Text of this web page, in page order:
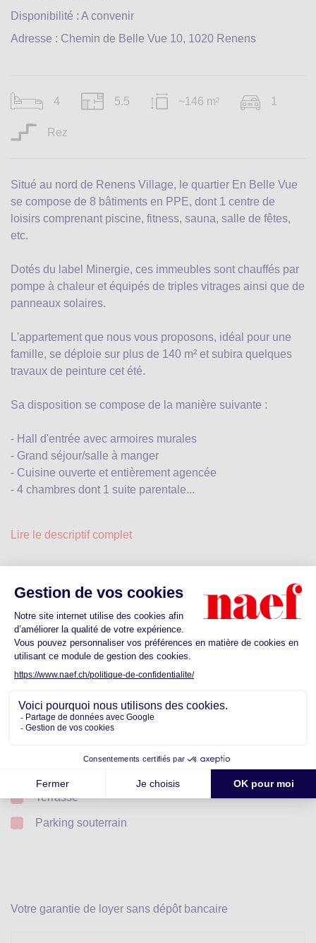
Disponibilité : A convenir
Adresse : Chemin de Belle Vue 10, 1020 Renens
4 5.5 ~146 m 2 1
Rez
Situé au nord de Renens Village, le quartier En Belle Vue
se compose de 8 bâtiments en PPE, dont 1 centre de
loisirs comprenant piscine, fitness, sauna, salle de fêtes,
etc.
Dotés du label Minergie, ces immeubles sont chauffés par
pompe à chaleur et équipés de triples vitrages ainsi que de
panneaux solaires.
L'appartement que nous vous proposons, idéal pour une
famille, se déploie sur plus de 140 m² et subira quelques
travaux de peinture cet été.
Sa disposition se compose de la manière suivante :
- Hall d'entrée avec armoires murales
- Grand séjour/salle à manger
- Cuisine ouverte et entièrement agencée
- 4 chambres dont 1 suite parentale...
Lire le descriptif complet
Caractéristiques
Coup de coeur
Traversant
Ascenseur
Piscine
Terrasse
Parking souterrain
Votre garantie de loyer sans dépôt bancaire